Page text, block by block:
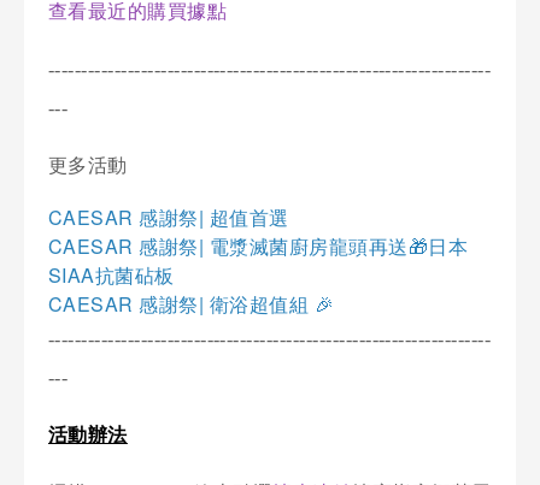
查看最近的購買據點
-------------------------------------------------------------------
---
更多活動
CAESAR感謝祭| 超值首選
CAESAR感謝祭| 電漿滅菌廚房龍頭再送🎁 日本
SIAA抗菌砧板
CAESAR感謝祭| 衛浴超值組 🎉
-------------------------------------------------------------------
---
活動辦法